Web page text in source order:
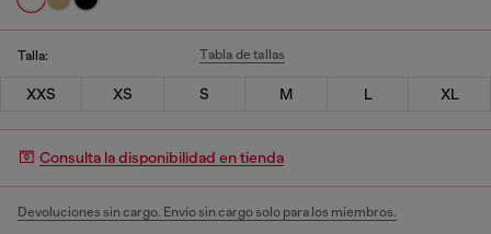
Talla: Tabla de tallas
XXS XS S M L XL
Consulta la disponibilidad en tienda
Devoluciones sin cargo. Envío sin cargo solo para los miembros.